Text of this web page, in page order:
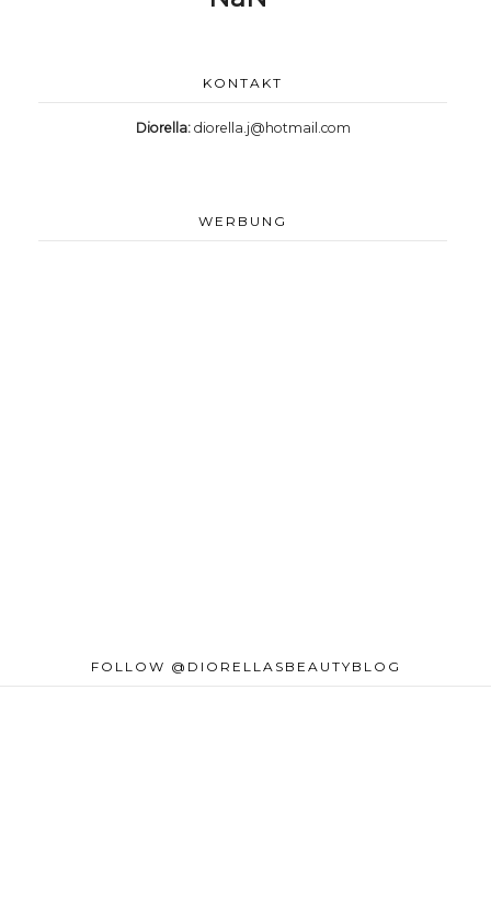
KONTAKT
Diorella: diorella.j@hotmail.com
WERBUNG
FOLLOW @DIORELLASBEAUTYBLOG